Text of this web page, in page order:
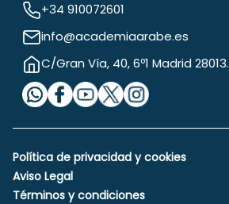
+34 910072601
info@academiaarabe.es
C/Gran Vía, 40, 6º1 Madrid 28013.
Política de privacidad y cookies
Aviso Legal
Términos y condiciones